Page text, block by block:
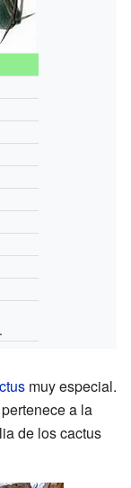
muy especial.
a la
de los cactus